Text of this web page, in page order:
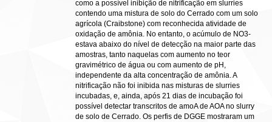
como a possível inibição de nitrificação em slurries
contendo uma mistura de solo do Cerrado com um solo
agrícola (Craibstone) com reconhecida atividade de
oxidação de amônia. No entanto, o acúmulo de NO3-
estava abaixo do nível de detecção na maior parte das
amostras, tanto naquelas com aumento no teor
gravimétrico de água ou com aumento de pH,
independente da alta concentração de amônia. A
nitrificação não foi inibida nas misturas de slurries
incubadas, e, ainda, após 21 dias de incubação foi
possível detectar transcritos de amoA de AOA no slurry
de solo de Cerrado. Os perfis de DGGE mostraram um